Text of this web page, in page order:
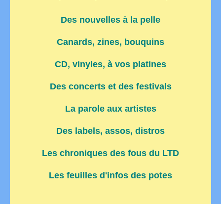
Des nouvelles à la pelle
Canards, zines, bouquins
CD, vinyles, à vos platines
Des concerts et des festivals
La parole aux artistes
Des labels, assos, distros
Les chroniques des fous du LTD
Les feuilles d'infos des potes